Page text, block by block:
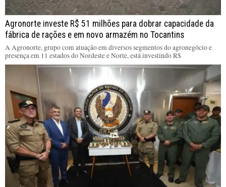
Agronorte investe R$ 51 milhões para dobrar capacidade da
fábrica de rações e em novo armazém no Tocantins
A Agronorte, grupo com atuação em diversos segmentos do agronegócio e
presença em 11 estados do Nordeste e Norte, está investindo R$